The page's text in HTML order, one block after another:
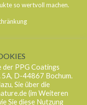
so wertvoll machen.
PPG Coatings
5A, D-44867 Bochum.
Sie über die
(im Weiteren
Sie diese Nutzung